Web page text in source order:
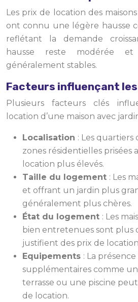
Les prix de location des
ont connu une légère hausse
reflétant la demande
hausse reste modérée
généralement stables.
Facteurs influençant
Plusieurs facteurs clés
location d’une maison avec
Localisation : Les
zones résidentielles prisées
location plus élevés.
Taille du logement : Les
et offrant un jardin plus
généralement plus chères.
État du logement : Les
bien entretenues sont plus
justifient des prix de
Equipements : La
supplémentaires comme
terrasse ou une piscine
de location.